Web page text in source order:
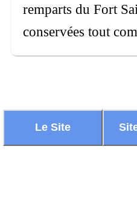
remparts du Fort
conservées tout
Le Site